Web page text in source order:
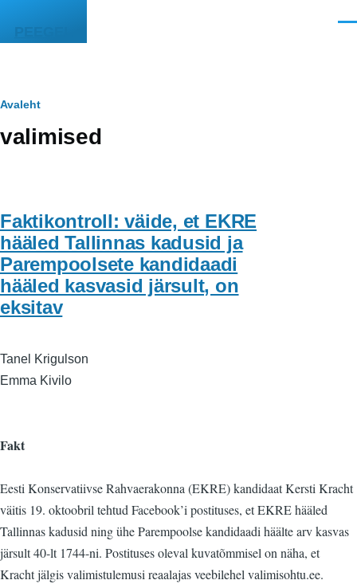
PEEGEL
Leivapuru
Avaleht
valimised
Faktikontroll: väide, et EKRE
hääled Tallinnas kadusid ja
Parempoolsete kandidaadi
hääled kasvasid järsult, on
eksitav
Tanel Krigulson
Emma Kivilo
Fakt
Eesti Konservatiivse Rahvaerakonna (EKRE) kandidaat Kersti Kracht
väitis 19. oktoobril tehtud Facebook’i postituses, et EKRE hääled
Tallinnas kadusid ning ühe Parempoolse kandidaadi häälte arv kasvas
järsult 40-lt 1744-ni. Postituses oleval kuvatõmmisel on näha, et
Kracht jälgis valimistulemusi reaalajas veebilehel valimisohtu.ee.